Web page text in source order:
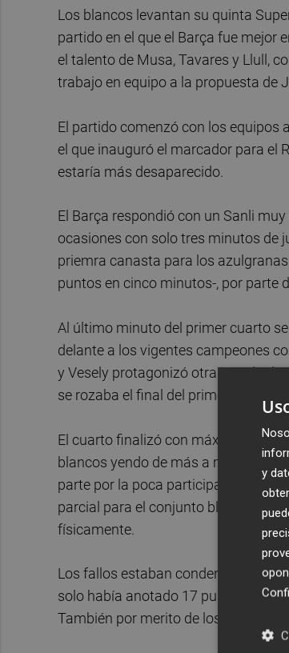
Los blancos levantan su quinta
partido en el que el Barça fue mejor
el talento de Musa, Tavares y Llull,
trabajo en equipo a la propuesta de
El partido comenzó con los equipos
el que inauguró el marcador para el
estaría más desaparecido.
El Barça respondió con un Sanli
ocasiones con solo tres minutos de
priemra canasta para los
puntos en cinco minutos-, por parte
Al último minuto del primer cuarto
delante a los vigentes campeones
y Vesely protagonizó otra jugada
se rozaba el final del primer parcial.
El cuarto finalizó con máxima
blancos yendo de más a menos. En
parte por la poca participación de
parcial para el conjunto blanco,
físicamente.
Los fallos estaban condenando al
solo había anotado 17 puntos,
También por merito de los
y